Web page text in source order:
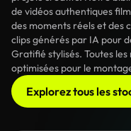
de vidéos authentiques
des moments réels et des
clips générés par IA pour
Gratifié stylisés. Toutes
optimisées pour le
Explorez tous les